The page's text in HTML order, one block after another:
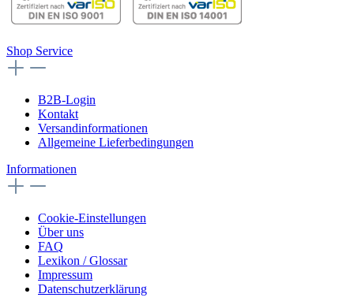
Shop Service
B2B-Login
Kontakt
Versandinformationen
Allgemeine Lieferbedingungen
Informationen
Cookie-Einstellungen
Über uns
FAQ
Lexikon / Glossar
Impressum
Datenschutzerklärung